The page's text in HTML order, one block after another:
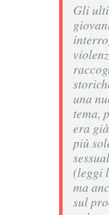
Gli
una
tema,
era
più
(leggi
ma
sul